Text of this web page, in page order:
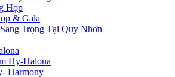
Họp
& Gala
Trọng Tại Quy Nhơn
Hy-Halona
Harmony